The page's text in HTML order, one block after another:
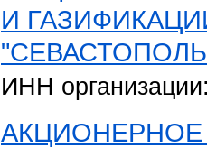
И
ИНН